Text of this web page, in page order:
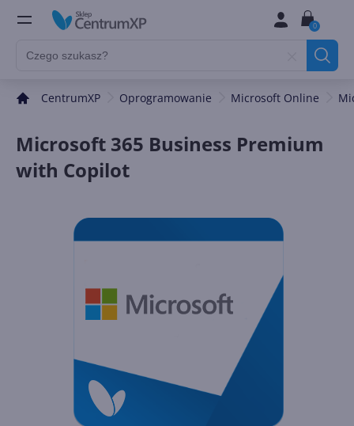
0
CentrumXP Oprogramowanie Microsoft Online
Microsoft 365 Business Premium
with Copilot